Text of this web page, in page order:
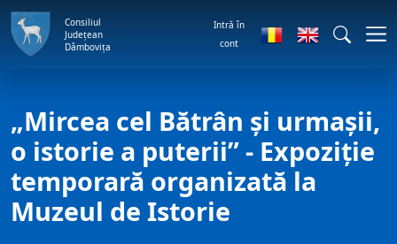
Consiliul
Județean
Dâmbovița
Intră în
cont
„Mircea cel Bătrân și urmașii,
o istorie a puterii” - Expoziție
temporară organizată la
Muzeul de Istorie